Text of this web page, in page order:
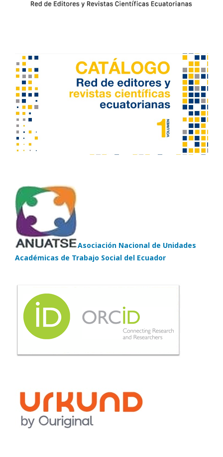
Asociación Nacional de Unidades
Académicas de Trabajo Social del Ecuador